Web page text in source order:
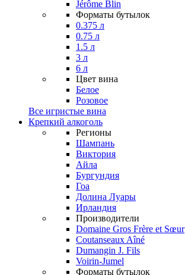
Jérôme Blin
Форматы бутылок
0.375 л
0.75 л
1.5 л
3 л
6 л
Цвет вина
Белое
Розовое
Все игристые вина
Крепкий алкоголь
Регионы
Шампань
Виктория
Айла
Бургундия
Гоа
Долина Луары
Ирландия
Производители
Domaine Gros Frère et Sœur
Coutanseaux Aîné
Dumangin J. Fils
Voirin-Jumel
Форматы бутылок